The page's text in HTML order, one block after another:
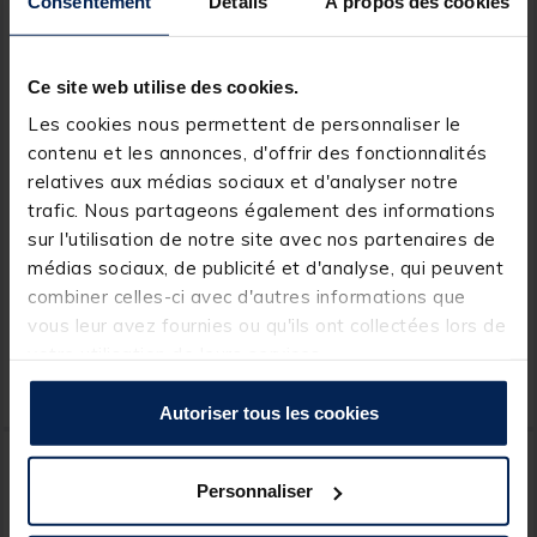
Ce site web utilise des cookies.
Les cookies nous permettent de personnaliser le
contenu et les annonces, d'offrir des fonctionnalités
relatives aux médias sociaux et d'analyser notre
trafic. Nous partageons également des informations
sur l'utilisation de notre site avec nos partenaires de
médias sociaux, de publicité et d'analyse, qui peuvent
combiner celles-ci avec d'autres informations que
vous leur avez fournies ou qu'ils ont collectées lors de
Autoriser tous les cookies
Personnaliser
RIVE
Chaise Pliante RIVE Smart
Chair
[object Object] out of 5 Customer Rating
(1)
SENSAS
Panier de pêche au coup
sensas match 85
[object Object] out of 5
(2)
-20% NOUVEAU